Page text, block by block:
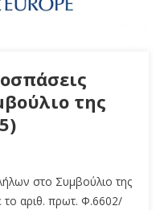
της
στο Συμβούλιο της
αριθ. πρωτ. Φ.6602/